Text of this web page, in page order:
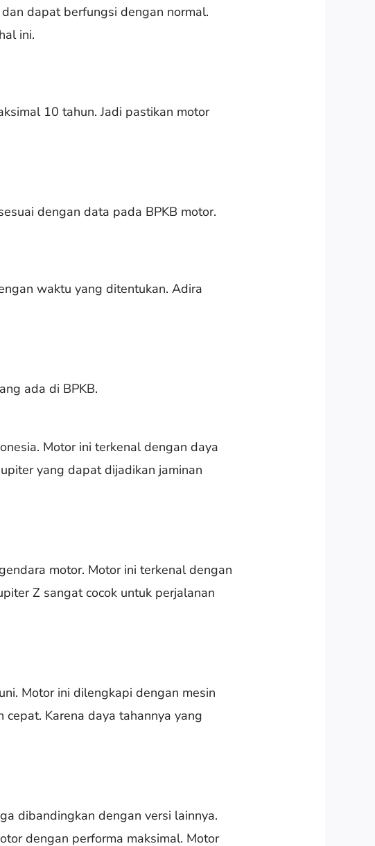
dapat berfungsi dengan normal.
ini.
10 tahun. Jadi pastikan motor
dengan data pada BPKB motor.
waktu yang ditentukan. Adira
ada di BPKB.
Motor ini terkenal dengan daya
yang dapat dijadikan jaminan
motor. Motor ini terkenal dengan
Z sangat cocok untuk perjalanan
Motor ini dilengkapi dengan mesin
Karena daya tahannya yang
dibandingkan dengan versi lainnya.
dengan performa maksimal. Motor